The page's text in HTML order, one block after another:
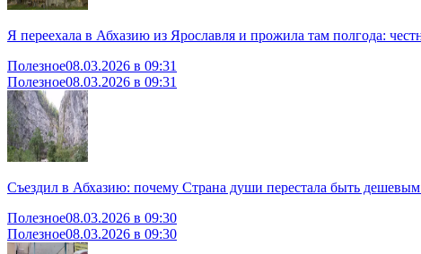
Я переехала в Абхазию из Ярославля и прожила там полгода:
Полезное08.03.2026 в 09:31
Полезное08.03.2026 в 09:31
Съездил в Абхазию: почему Страна души перестала быть
Полезное08.03.2026 в 09:30
Полезное08.03.2026 в 09:30